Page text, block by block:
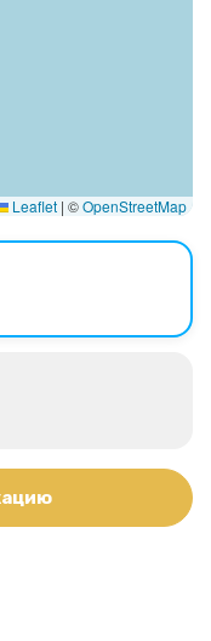
Leaflet | ©OpenStreetMap